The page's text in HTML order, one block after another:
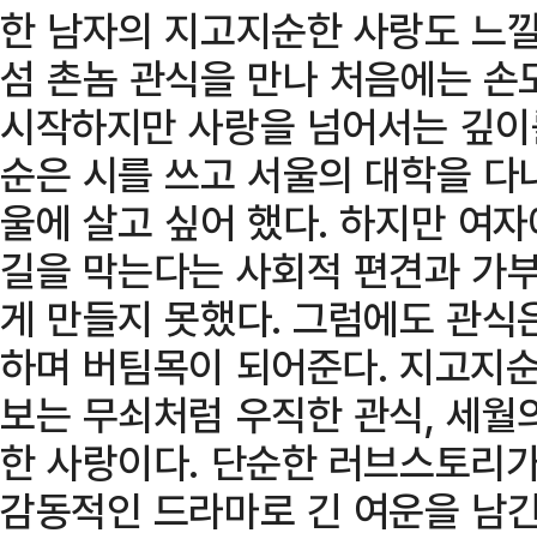
한 남자의 지고지순한 사랑도 느
섬 촌놈 관식을 만나 처음에는
시작하지만 사랑을 넘어서는 깊
순은 시를 쓰고 서울의 대학을
울에 살고 싶어 했다. 하지만 여
길을 막는다는 사회적 편견과 가
게 만들지 못했다. 그럼에도 관
하며 버팀목이 되어준다. 지고지
보는 무쇠처럼 우직한 관식, 세
한 사랑이다. 단순한 러브스토리
감동적인 드라마로 긴 여운을 남